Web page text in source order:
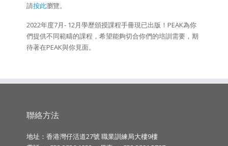
請按此瀏覽。
2022年度7月- 12月學歷頒授課程手冊現已出版！PEAK為你
們提供不同範疇的課程，希望能夠切合你們的培訓需要，期
待著在PEAK與你見面。
聯絡方法
地址：香港灣仔活道27號 職業訓練局大樓9樓